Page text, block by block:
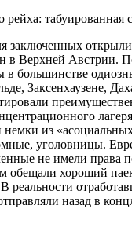
заключенных
в Верхней Австрии.
большинстве
Заксенхаузене,
из
уголовницы.
не имели права
обещали хороший
реальности
назад в